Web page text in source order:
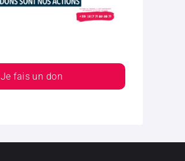
Je fais un don